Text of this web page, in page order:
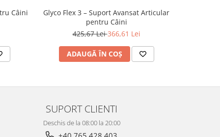
Câini
Glyco Flex 3 – Suport Avansat Articular
pentru Câini
425,67 Lei366,61 Lei
ADAUGĂ ÎN COȘ
SUPORT CLIENTI
Deschis de la 08:00 la 20:00